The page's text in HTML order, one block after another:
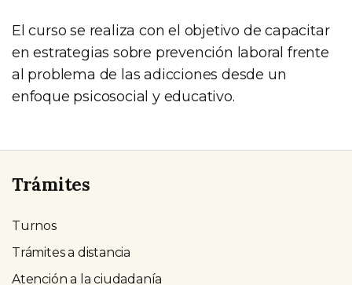
El curso se realiza con el objetivo de capacitar
en estrategias sobre prevención laboral frente
al problema de las adicciones desde un
enfoque psicosocial y educativo.
Trámites
Turnos
Trámites a distancia
Atención a la ciudadanía